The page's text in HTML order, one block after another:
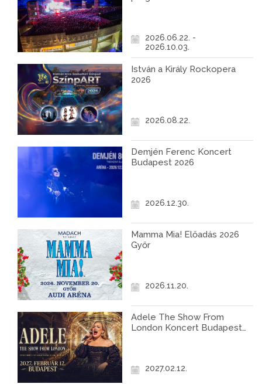
2026.06.22. -
2026.10.03.
István a Király Rockopera
2026
2026.08.22.
Demjén Ferenc Koncert
Budapest 2026
2026.12.30.
Mamma Mia! Előadás 2026
Győr
2026.11.20.
Adele The Show From
London Koncert Budapest
2027.02.12.